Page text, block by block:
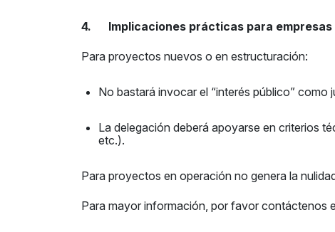
4. Implicaciones prácticas para empresas
Para proyectos nuevos o en estructuración:
No bastará invocar el “interés público” como
La delegación deberá apoyarse en criterios
etc.).
Para proyectos en operación no genera la
Para mayor información, por favor contáctenos